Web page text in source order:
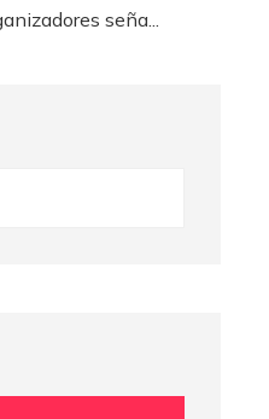
seña...